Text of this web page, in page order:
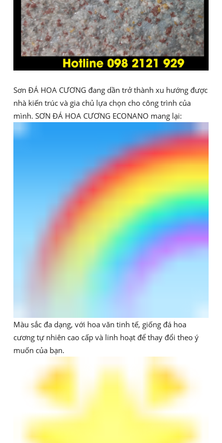
Sơn ĐÁ HOA CƯƠNG đang dần trở thành xu hướng được
nhà kiến trúc và gia chủ lựa chọn cho công trình của
mình. SƠN ĐÁ HOA CƯƠNG ECONANO mang lại:
Màu sắc đa dạng, với hoa văn tinh tế, giống đá hoa
cương tự nhiên cao cấp và linh hoạt để thay đổi theo ý
muốn của bạn.